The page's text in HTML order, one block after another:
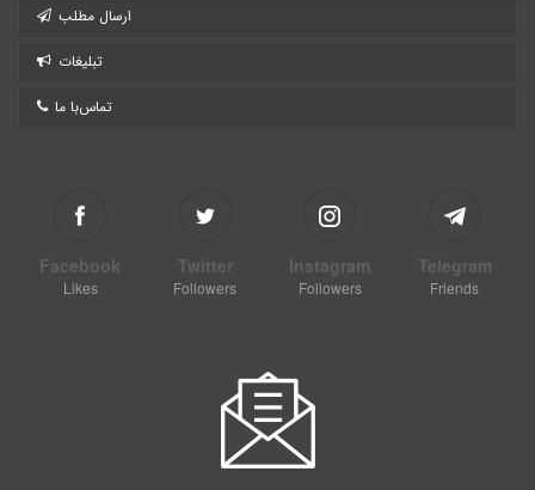
ارسال مطلب
تبلیغات
تماس‌با ما
Facebook
Likes
Twitter
Followers
Instagram
Followers
Telegram
Friends